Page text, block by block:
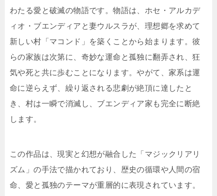
わたる愛と破滅の物語です。物語は、ホセ・アルカデ
ィオ・ブエンディアと妻ウルスラが、理想郷を求めて
新しい村「マコンド」を築くことから始まります。彼
らの家族は次第に、奇妙な運命と孤独に翻弄され、狂
気や死と共に歩むことになります。やがて、家系は運
命に逆らえず、繰り返される悲劇が絶頂に達したと
き、村は一瞬で消滅し、ブエンディア家も完全に断絶
します。
この作品は、現実と幻想が融合した「マジックリアリ
ズム」の手法で描かれており、歴史の循環や人間の宿
命、愛と孤独のテーマが重層的に表現されています。